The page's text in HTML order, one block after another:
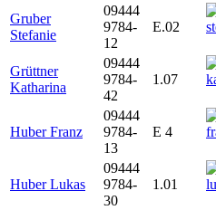
Gruber
Stefanie
09444
9784-
12
E.02
Grüttner
Katharina
09444
9784-
42
1.07
Huber Franz
09444
9784-
13
E 4
Huber Lukas
09444
9784-
30
1.01